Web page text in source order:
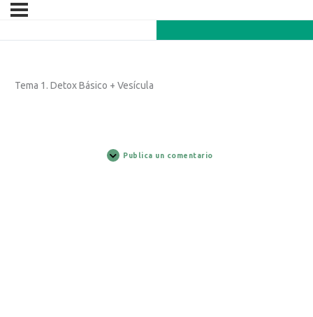
Tema 1. Detox Básico + Vesícula
Publica un comentario